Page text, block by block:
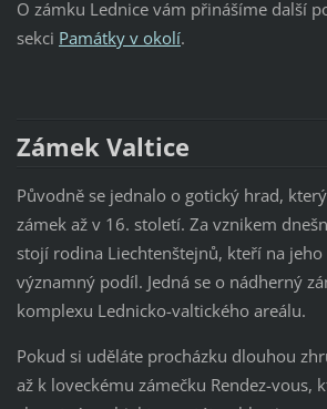
O zámku Lednice vám přinášíme další
sekci Památky v okolí.
Zámek Valtice
Původně se jednalo o gotický hrad,
zámek až v 16. století. Za vznikem
stojí rodina Liechtenštejnů, kteří na
významný podíl. Jedná se o nádherný
komplexu Lednicko-valtického areálu.
Pokud si uděláte procházku dlouhou
až k loveckému zámečku Rendez-vous,